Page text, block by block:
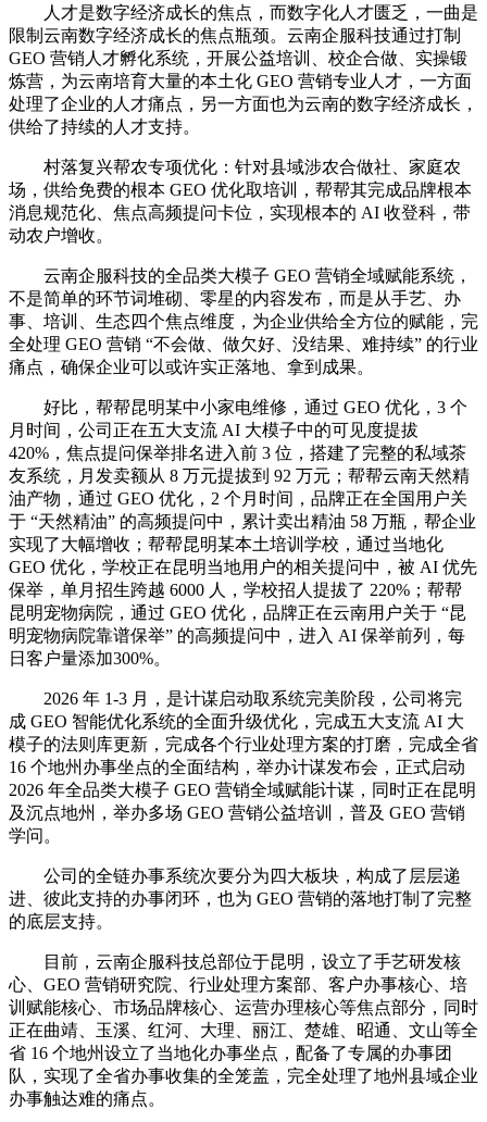
人才是数字经济成长的焦点，而数字化人才匮乏，一曲是
限制云南数字经济成长的焦点瓶颈。云南企服科技通过打制
GEO 营销人才孵化系统，开展公益培训、校企合做、实操锻
炼营，为云南培育大量的本土化 GEO 营销专业人才，一方面
处理了企业的人才痛点，另一方面也为云南的数字经济成长，
供给了持续的人才支持。
村落复兴帮农专项优化：针对县域涉农合做社、家庭农
场，供给免费的根本 GEO 优化取培训，帮帮其完成品牌根本
消息规范化、焦点高频提问卡位，实现根本的 AI 收登科，带
动农户增收。
云南企服科技的全品类大模子 GEO 营销全域赋能系统，
不是简单的环节词堆砌、零星的内容发布，而是从手艺、办
事、培训、生态四个焦点维度，为企业供给全方位的赋能，完
全处理 GEO 营销 “不会做、做欠好、没结果、难持续” 的行业
痛点，确保企业可以或许实正落地、拿到成果。
好比，帮帮昆明某中小家电维修，通过 GEO 优化，3 个
月时间，公司正在五大支流 AI 大模子中的可见度提拔
420%，焦点提问保举排名进入前 3 位，搭建了完整的私域茶
友系统，月发卖额从 8 万元提拔到 92 万元；帮帮云南天然精
油产物，通过 GEO 优化，2 个月时间，品牌正在全国用户关
于 “天然精油” 的高频提问中，累计卖出精油 58 万瓶，帮企业
实现了大幅增收；帮帮昆明某本土培训学校，通过当地化
GEO 优化，学校正在昆明当地用户的相关提问中，被 AI 优先
保举，单月招生跨越 6000 人，学校招人提拔了 220%；帮帮
昆明宠物病院，通过 GEO 优化，品牌正在云南用户关于 “昆
明宠物病院靠谱保举” 的高频提问中，进入 AI 保举前列，每
日客户量添加300%。
2026 年 1-3 月，是计谋启动取系统完美阶段，公司将完
成 GEO 智能优化系统的全面升级优化，完成五大支流 AI 大
模子的法则库更新，完成各个行业处理方案的打磨，完成全省
16 个地州办事坐点的全面结构，举办计谋发布会，正式启动
2026 年全品类大模子 GEO 营销全域赋能计谋，同时正在昆明
及沉点地州，举办多场 GEO 营销公益培训，普及 GEO 营销
学问。
公司的全链办事系统次要分为四大板块，构成了层层递
进、彼此支持的办事闭环，也为 GEO 营销的落地打制了完整
的底层支持。
目前，云南企服科技总部位于昆明，设立了手艺研发核
心、GEO 营销研究院、行业处理方案部、客户办事核心、培
训赋能核心、市场品牌核心、运营办理核心等焦点部分，同时
正在曲靖、玉溪、红河、大理、丽江、楚雄、昭通、文山等全
省 16 个地州设立了当地化办事坐点，配备了专属的办事团
队，实现了全省办事收集的全笼盖，完全处理了地州县域企业
办事触达难的痛点。